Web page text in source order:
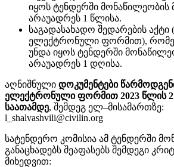
იყოს ტენდერში მონაწილეობის
არაუადრეს 1 წლისა.
საგადასახადო შედარების აქტი
ელექტრონული ფორმით),
უნდა იყოს ტენდერში
არაუადრეს 1 დღისა.
აღნიშნული დოკუმენტები
ელექტრონული ფორმით 2023 წლის 27
საათამდე, შემდეგ ელ–მისამართზე:
l_shalvashvili@civilin.org
სატენდერო კომისია ამ ტენდერში
განაცხადებს შეაფასებს შემდეგი
მიხედვით: